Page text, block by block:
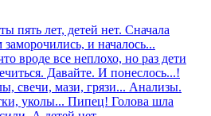
пять лет, детей нет. Сначала
и началось...
вроде все неплохо, но раз дети
Давайте. И понеслось...!
свечи, мази, грязи... Анализы.
уколы... Пипец! Голова шла